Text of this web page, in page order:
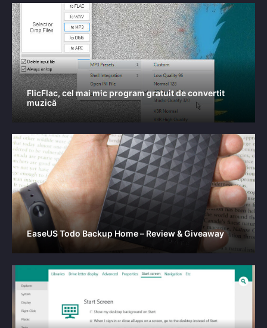
FlicFlac, cel mai mic program gratuit de convertit
muzică
EaseUS Todo Backup Home – Review & Giveaway